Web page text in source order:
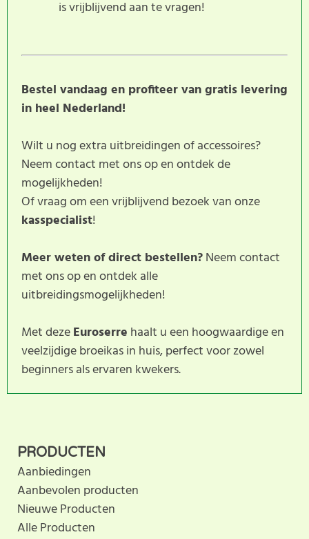
is vrijblijvend aan te vragen!
Bestel vandaag en profiteer van gratis levering
in heel Nederland!
Wilt u nog extra uitbreidingen of accessoires?
Neem contact met ons op en ontdek de
mogelijkheden!
Of vraag om een vrijblijvend bezoek van onze
kasspecialist!
Meer weten of direct bestellen?Neem contact
met ons op en ontdek alle
uitbreidingsmogelijkheden!
Met dezeEuroserre haalt u een hoogwaardige en
veelzijdige broeikas in huis, perfect voor zowel
beginners als ervaren kwekers.
anderen met hun keuze door uw ervaring te delen.
Schrijf als eerste een beoordeling voor dit product.
PRODUCTEN
Aanbiedingen
Aanbevolen producten
Nieuwe Producten
Alle Producten